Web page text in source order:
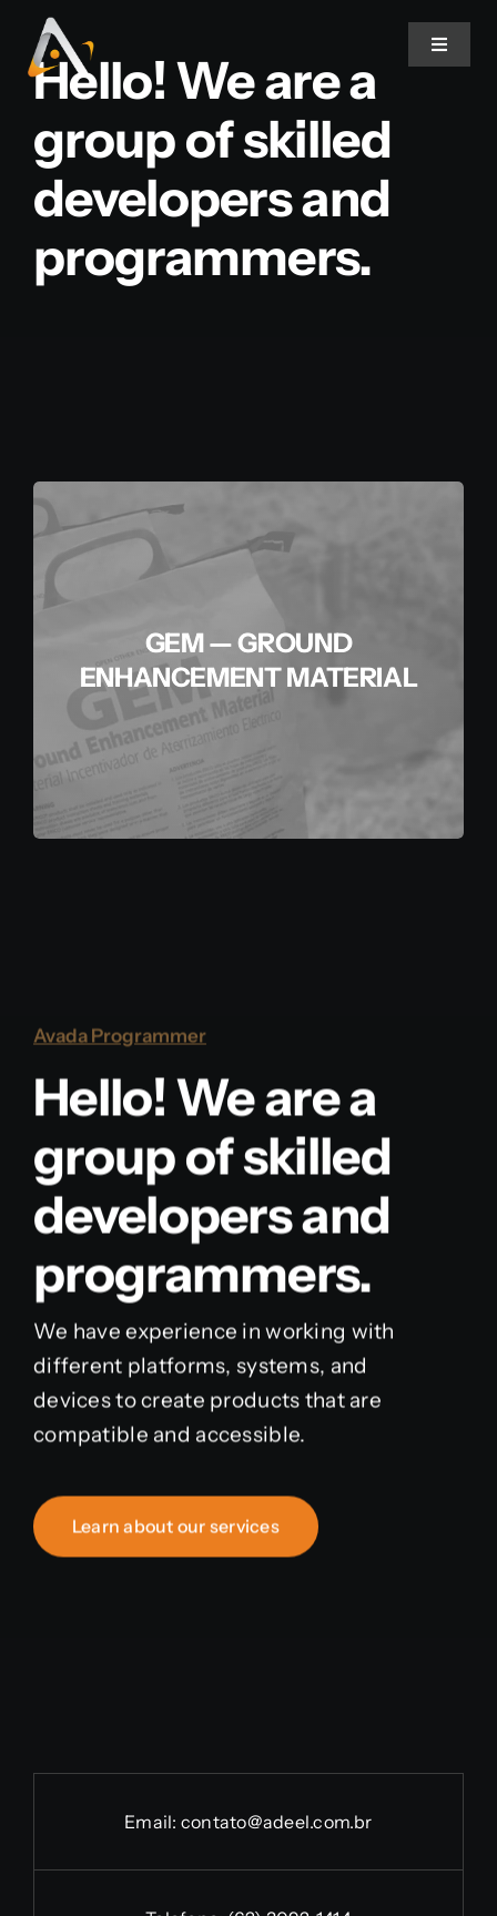
para
Toggle
Produtos
Informativo
Contato
Hello! We are a
group of skilled
developers and
programmers.
GEM — GROUND
ENHANCEMENT MATERIAL
Avada Programmer
Hello! We are a
group of skilled
developers and
programmers.
We have experience in working with
different platforms, systems, and
devices to create products that are
compatible and accessible.
Learn about our services
Email: contato@adeel.com.br